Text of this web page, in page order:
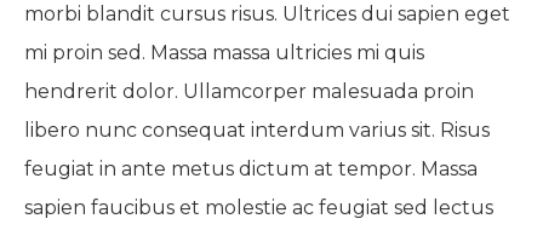
morbi blandit cursus risus. Ultrices dui sapien eget
mi proin sed. Massa massa ultricies mi quis
hendrerit dolor. Ullamcorper malesuada proin
libero nunc consequat interdum varius sit. Risus
feugiat in ante metus dictum at tempor. Massa
sapien faucibus et molestie ac feugiat sed lectus